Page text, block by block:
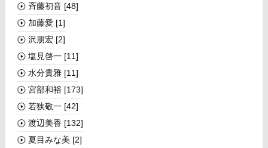
斉藤初音 [48]
加藤愛 [1]
沢朋宏 [2]
塩見啓一 [11]
水分貴雅 [11]
宮部和裕 [173]
若狭敬一 [42]
渡辺美香 [132]
夏目みな美 [2]